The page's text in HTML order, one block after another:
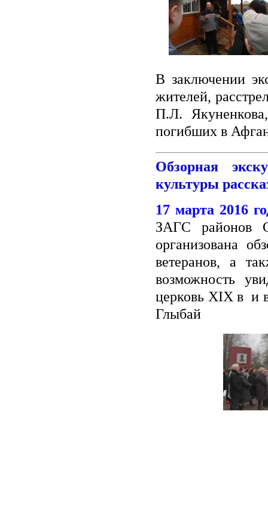
В заключении
жителей,
П.Л.
погибших в
Обзорная
культуры
17 марта 2016
ЗАГС районов
организована
ветеранов, а
возможность
церковь XIX в и
Глыбай